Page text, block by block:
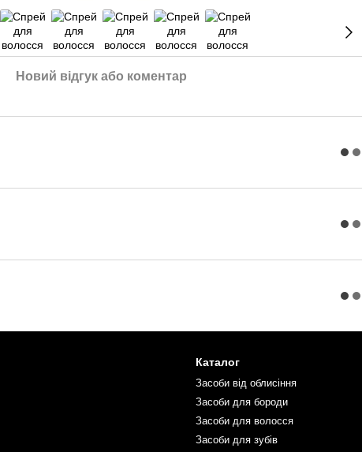
Новий відгук або коментар
Каталог
Засоби від облисіння
Засоби для бороди
Засоби для волосся
Засоби для зубів